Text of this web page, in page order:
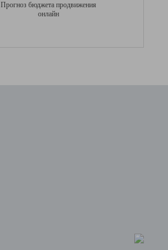
Прогноз бюджета продвижения
онлайн